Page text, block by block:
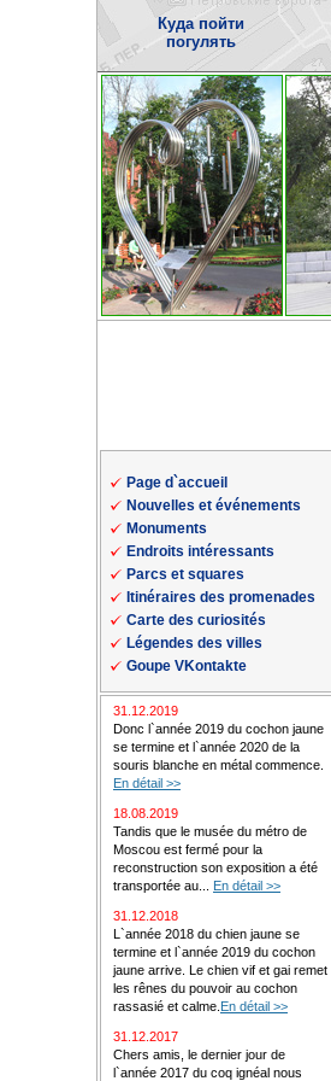
Куда пойти
погулять
Page d`accueil
Nouvelles et événements
Monuments
Endroits intéressants
Parcs et squares
Itinéraires des promenades
Carte des curiosités
Légendes des villes
Goupe VKontakte
31.12.2019
Donc l`année 2019 du cochon jaune
se termine et l`année 2020 de la
souris blanche en métal commence.
En détail >>
18.08.2019
Tandis que le musée du métro de
Moscou est fermé pour la
reconstruction son exposition a été
transportée au... En détail >>
31.12.2018
L`année 2018 du chien jaune se
termine et l`année 2019 du cochon
jaune arrive. Le chien vif et gai remet
les rênes du pouvoir au cochon
rassasié et calme. En détail >>
31.12.2017
Chers amis, le dernier jour de
l`année 2017 du coq ignéal nous